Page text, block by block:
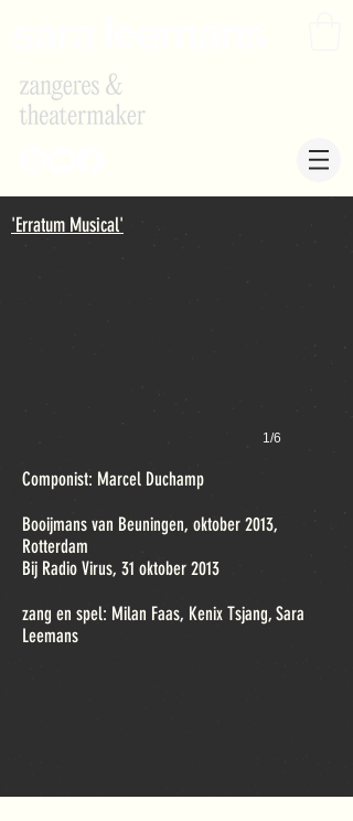
'Erratum Musical'
1/6
Over deze voorstelling
Componist: Marcel Duchamp
Booijmans van Beuningen, oktober 2013,
Rotterdam
Bij Radio Virus, 31 oktober 2013
zang en spel: Milan Faas, Kenix Tsjang, Sara
Leemans